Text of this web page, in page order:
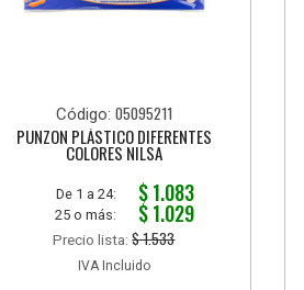
Código: 05095211
PUNZON PLÁSTICO DIFERENTES
COLORES NILSA
De 1 a 24: $ 1.083
25 o más: $ 1.029
Precio lista:$ 1.533
IVA Incluido